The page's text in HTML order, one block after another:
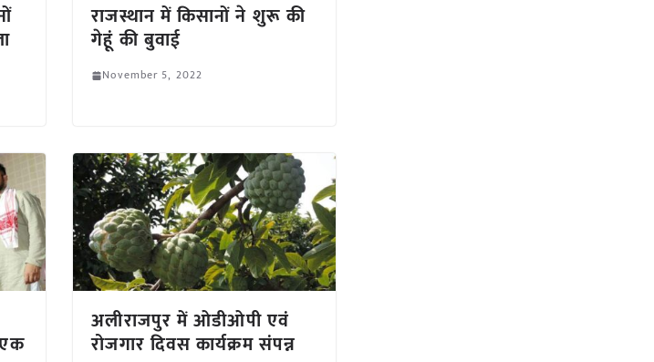
राजस्थान में किसानों ने शुरू की
गेहूं की बुवाई
November 5, 2022
अलीराजपुर में ओडीओपी एवं
रोजगार दिवस कार्यक्रम संपन्न